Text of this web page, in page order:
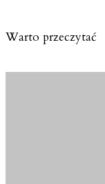
Warto przeczytać